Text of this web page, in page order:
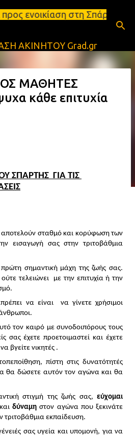
κύριο περιεχόμενο
Σπάρτη Ενοικιάσεις
ΑΚΙΝΗΤΟΥ Grad.gr
ΜΑΘΗΤΕΣ
κάθε επιτυχία
ΓΙΑ ΤΙΣ
αποτελούν σταθμό και κορύφωση των
εισαγωγή σας στην τριτοβάθμια
σημαντική μάχη της ζωής σας.
τελειώνει  με την επιτυχία ή την
να είναι  να γίνετε χρήσιμοι
τον καιρό με συνοδοιπόρους τους
σας έχετε προετοιμαστεί και έχετε
βγείτε νικητές .
πίστη στις δυνατότητές
θα δώσετε αυτόν τον αγώνα και θα
στιγμή της ζωής σας, εύχομαι
δύναμη στον αγώνα που ξεκινάτε
τριτοβάθμια εκπαίδευση.
σας υγεία και υπομονή, για να